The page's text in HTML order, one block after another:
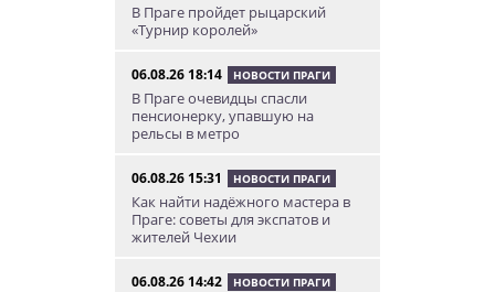
В Праге пройдет рыцарский
«Турнир королей»
06.08.26 18:14 НОВОСТИ ПРАГИ
В Праге очевидцы спасли
пенсионерку, упавшую на
рельсы в метро
06.08.26 15:31 НОВОСТИ ПРАГИ
Как найти надёжного мастера в
Праге: советы для экспатов и
жителей Чехии
06.08.26 14:42 НОВОСТИ ПРАГИ